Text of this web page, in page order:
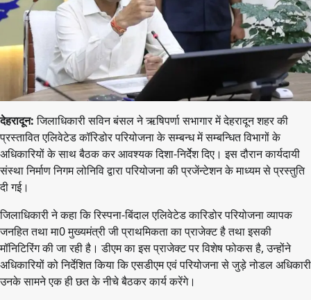
देहरादून:जिलाधिकारी सविन बंसल ने ऋषिपर्णा सभागार में देहरादून शहर की
प्रस्तावित एलिवेटेड कॉरिडोर परियोजना के सम्बन्ध में सम्बन्धित विभागों के
अधिकारियों के साथ बैठक कर आवश्यक दिशा-निर्देेश दिए। इस दौरान कार्यदायी
संस्था निर्माण निगम लोनिवि द्वारा परियोजना की प्रजेंन्टेशन के माध्यम से प्रस्तुति
दी गई।
जिलाधिकारी ने कहा कि रिस्पना-बिंदाल एलिवेटेड कारिडोर परियोजना व्यापक
जनहित तथा मा0 मुख्यमंत्री जी प्राथमिकता का प्राजेक्ट है तथा इसकी
मॉनिटिरिंग की जा रही है। डीएम का इस प्राजेक्ट पर विशेष फोकस है, उन्होंने
अधिकारियों को निर्देशित किया कि एसडीएम एवं परियोजना से जुड़े नोडल अधिकारी
उनके सामने एक ही छत के नीचे बैठकर कार्य करेंगे।